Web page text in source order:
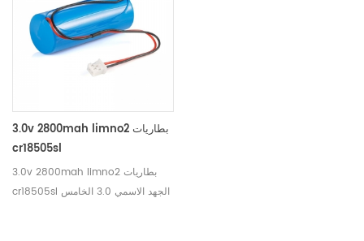
3.0v 2800mah limno2 بطاريات
cr18505sl
3.0v 2800mah limno2 بطاريات
cr18505sl الجهد الاسمي 3.0 الخامس